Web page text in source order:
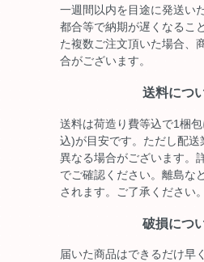
一週間以内を目途に発送い
都合等で納期が遅くなるこ
た複数ご注文頂いた場合、
合がございます。
送料につ
送料は荷造り費等込で1梱
込)が目安です。ただし配送
異なる場合がございます。
でご確認ください。離島な
されます。ご了承ください。
破損につ
届いた商品はできるだけ早